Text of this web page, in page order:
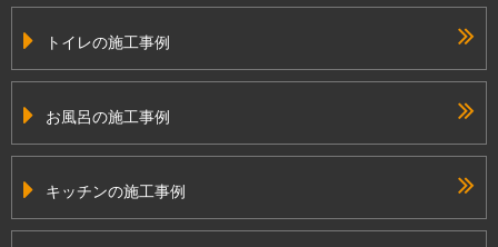
トイレの施工事例
お風呂の施工事例
キッチンの施工事例